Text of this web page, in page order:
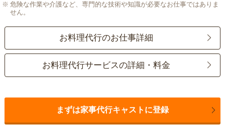
危険な作業や介護など、専門的な技術や知識が必要なお仕事ではありま
せん。
お料理代行のお仕事詳細
お料理代行サービスの詳細・料金
まずは家事代行キャストに登録